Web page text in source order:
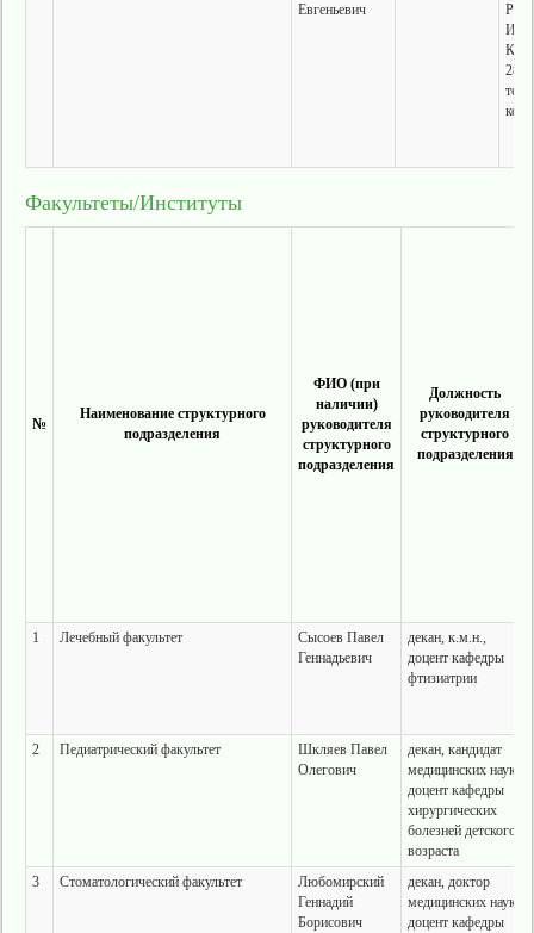
Евгеньевич
281,
Факультеты/Институты
№
Наименование структурного
подразделения
ФИО (при
наличии)
руководителя
структурного
подразделения
Должность
руководителя
структурного
подразделения
1 Лечебный факультет
Сысоев Павел
Геннадьевич
декан, к.м.н.,
доцент кафедры
фтизиатрии
2 Педиатрический факультет
Шкляев Павел
Олегович
декан, кандидат
медицинских наук,
доцент кафедры
хирургических
болезней детского
возраста
3
Стоматологический факультет
Любомирский
Геннадий
Борисович
декан, доктор
медицинских наук,
доцент кафедры